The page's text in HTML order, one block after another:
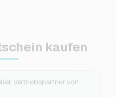
kaufen
Vertriebspartner von